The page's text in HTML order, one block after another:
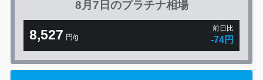
8月7日のプラチナ相場
8,527 円/g
前日比
-74円